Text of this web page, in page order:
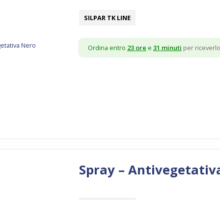
SILPAR TK LINE
Ordina entro 23 ore e 31 minuti per
Spray –